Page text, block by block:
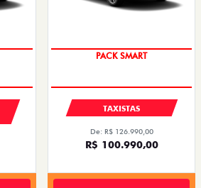
PACK SMART
TAXISTAS
De: R$ 126.990,00
R$ 100.990,00